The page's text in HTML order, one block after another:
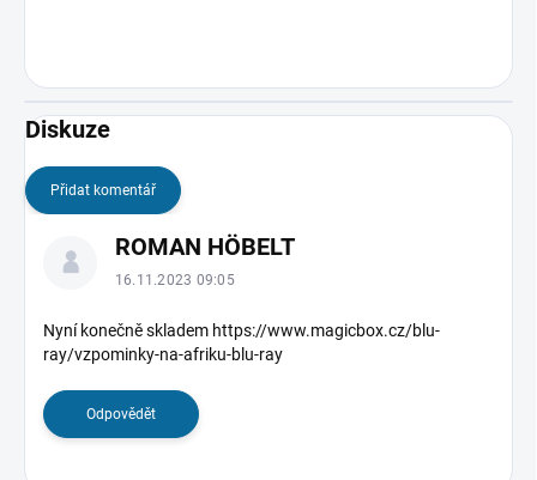
Diskuze
Přidat komentář
ROMAN HÖBELT
16.11.2023 09:05
Nyní konečně skladem https://www.magicbox.cz/blu-
ray/vzpominky-na-afriku-blu-ray
Odpovědět